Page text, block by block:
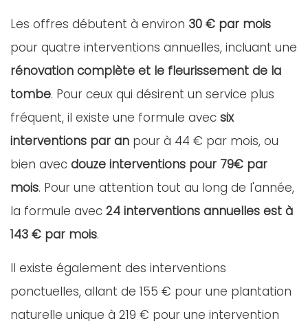
Les offres débutent à environ 30 € par mois
pour quatre interventions annuelles, incluant une
rénovation complète et le fleurissement de la
tombe. Pour ceux qui désirent un service plus
fréquent, il existe une formule avec six
interventions par an pour à 44 € par mois, ou
bien avec douze interventions pour 79€ par
mois. Pour une attention tout au long de l'année,
la formule avec 24 interventions annuelles est à
143 € par mois.
Il existe également des interventions
ponctuelles, allant de 155 € pour une plantation
naturelle unique à 219 € pour une intervention